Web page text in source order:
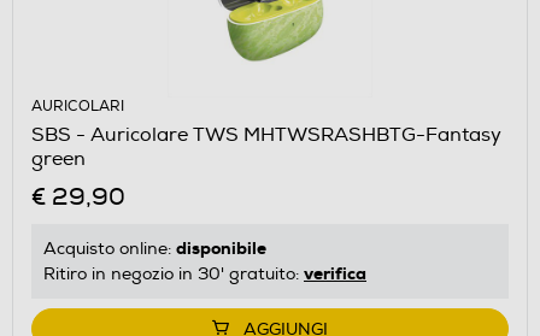
AURICOLARI
SBS - Auricolare TWS MHTWSRASHBTG-Fantasy
green
€ 29,90
Acquisto online: disponibile
Ritiro in negozio in 30' gratuito: verifica
AGGIUNGI